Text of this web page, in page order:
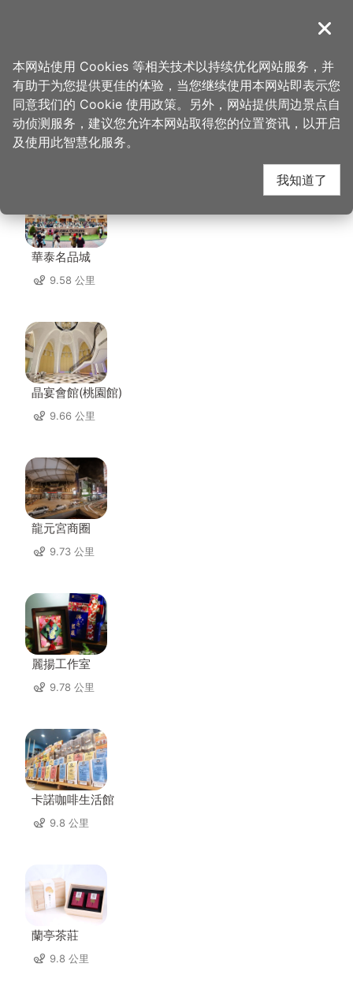
導覽
首页 > 想去的地方 > 美食、购物 > 皇帝岭会馆
皇帝岭会馆 周边店家
華泰名品城
9.58 公里
晶宴會館(桃園館)
9.66 公里
龍元宮商圈
9.73 公里
麗揚工作室
9.78 公里
卡諾咖啡生活館
9.8 公里
蘭亭茶莊
9.8 公里
关闭
本网站使用 Cookies 等相关技术以持续优化网站服务，并
有助于为您提供更佳的体验，当您继续使用本网站即表示您
同意我们的 Cookie 使用政策。另外，网站提供周边景点自
动侦测服务，建议您允许本网站取得您的位置资讯，以开启
及使用此智慧化服务。
我知道了